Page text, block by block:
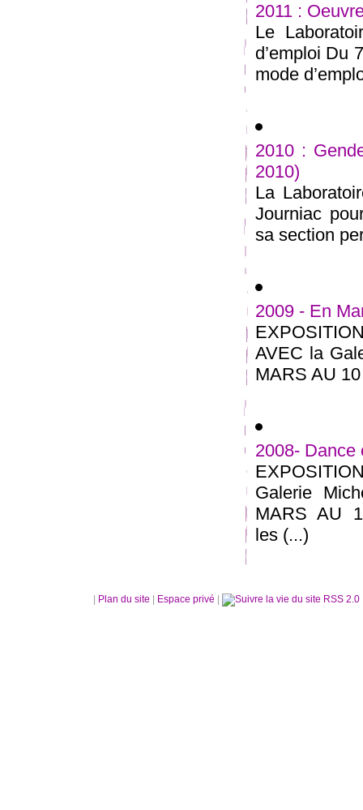
2011 :
Le
d’emploi Du
mode
2010 :
2010)
La
Journiac
sa section
2009 - En
AVEC la
MARS AU
2008- Dance
Galerie
MARS AU
les (...)
Plan du site Espace privé RSS 2.0